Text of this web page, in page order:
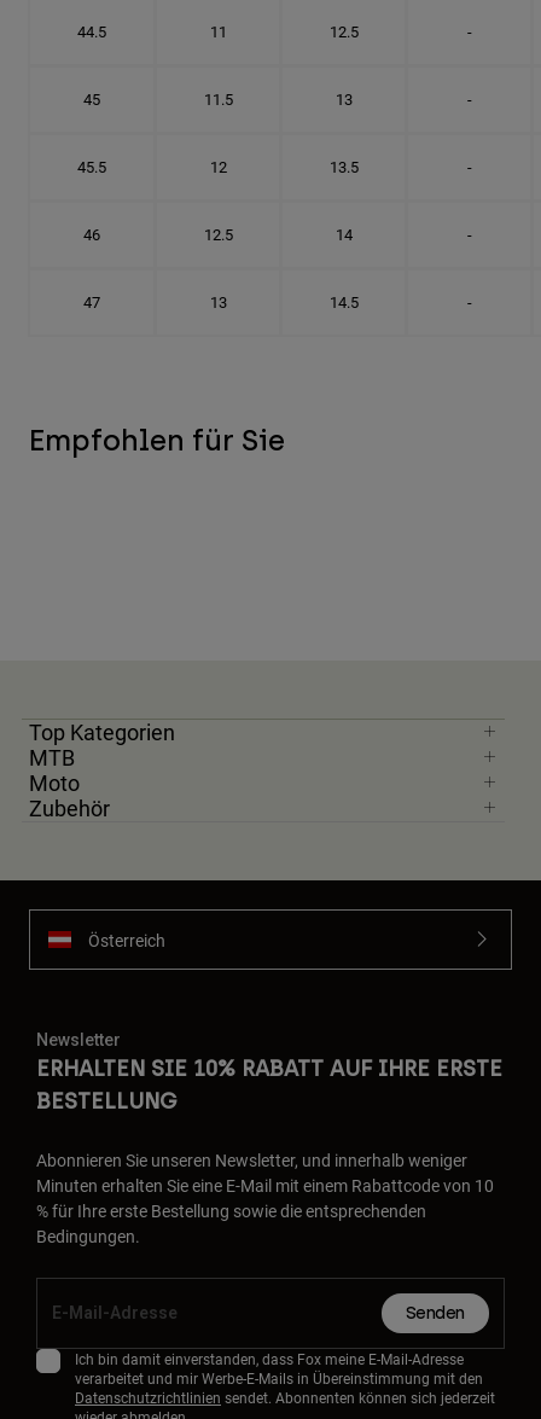
44.5 11 12.5 -
45 11.5 13 -
45.5 12 13.5 -
46 12.5 14 -
47 13 14.5 -
Empfohlen für Sie
Top Kategorien
MTB
Moto
Zubehör
Österreich
Newsletter
ERHALTEN SIE 10% RABATT AUF IHRE ERSTE
BESTELLUNG
Abonnieren Sie unseren Newsletter, und innerhalb weniger
Minuten erhalten Sie eine E-Mail mit einem Rabattcode von 10
% für Ihre erste Bestellung sowie die entsprechenden
Bedingungen.
Senden
Ich bin damit einverstanden, dass Fox meine E-Mail-Adresse
verarbeitet und mir Werbe-E-Mails in Übereinstimmung mit den
Datenschutzrichtlinien sendet. Abonnenten können sich jederzeit